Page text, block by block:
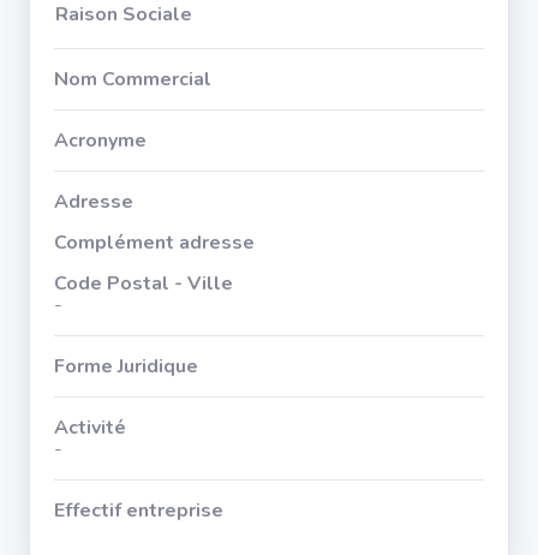
Raison Sociale
Nom Commercial
Acronyme
Adresse
Complément adresse
Code Postal - Ville
-
Forme Juridique
Activité
-
Effectif entreprise